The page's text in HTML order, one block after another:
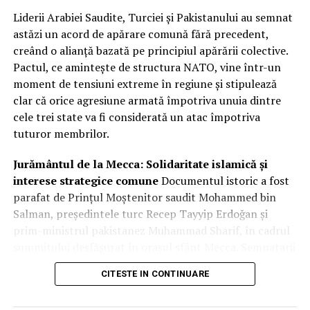
Liderii Arabiei Saudite, Turciei și Pakistanului au semnat
astăzi un acord de apărare comună fără precedent,
creând o alianță bazată pe principiul apărării colective.
Pactul, ce amintește de structura NATO, vine într-un
moment de tensiuni extreme în regiune și stipulează
clar că orice agresiune armată împotriva unuia dintre
cele trei state va fi considerată un atac împotriva
tuturor membrilor.
Jurământul de la Mecca: Solidaritate islamică și
interese strategice comuneDocumentul istoric a fost
parafat de Prințul Moștenitor saudit Mohammed bin
Salman, președintele turc Recep Tayyip Erdoğan și
prim-ministrul pakistanez Muhammad Sharif, în cadrul
au invocat legăturile istorice profunde și „frăția” dintre
cele trei națiuni, subliniind că acest pas este esențial
CITESTE IN CONTINUARE